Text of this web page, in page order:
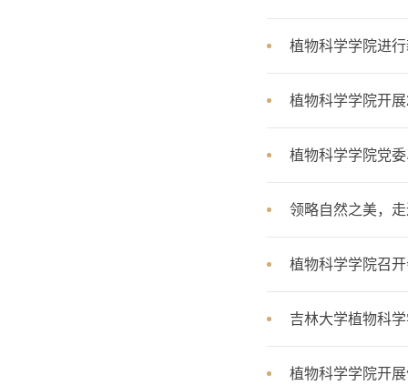
植物科学学院进
植物科学学院开
植物科学学院党
领略自然之美，
植物科学学院召
吉林大学植物科
植物科学学院开